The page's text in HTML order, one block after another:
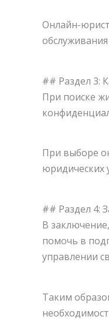
Онлайн-
обслуживания
## Раздел 3:
При поиске
При выборе
юридических
## Раздел 4:
В
помочь в
управлении
Таким